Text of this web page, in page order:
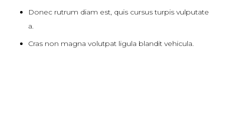
Donec rutrum diam est, quis cursus turpis vulputate
a.
Cras non magna volutpat ligula blandit vehicula.